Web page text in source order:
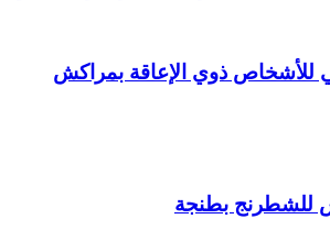
للأشخاص ذوي الإعاقة بمراكش
للشطرنج بطنجة